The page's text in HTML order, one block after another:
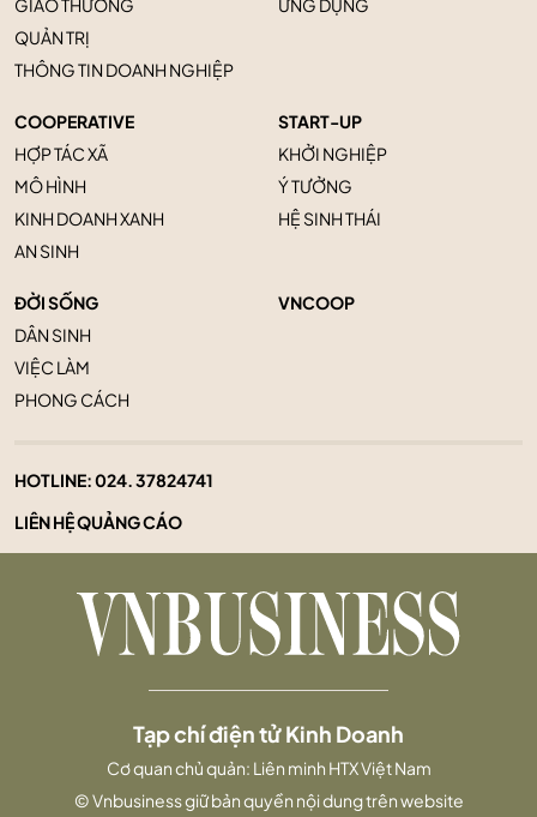
GIAO THƯƠNG
QUẢN TRỊ
THÔNG TIN DOANH NGHIỆP
ỨNG DỤNG
COOPERATIVE
HỢP TÁC XÃ
MÔ HÌNH
KINH DOANH XANH
AN SINH
START-UP
KHỞI NGHIỆP
Ý TƯỞNG
HỆ SINH THÁI
ĐỜI SỐNG
DÂN SINH
VIỆC LÀM
PHONG CÁCH
VNCOOP
HOTLINE:024. 37824741
LIÊN HỆ QUẢNG CÁO
Tạp chí điện tử Kinh Doanh
Cơ quan chủ quản: Liên minh HTX Việt Nam
© Vnbusiness giữ bản quyền nội dung trên website